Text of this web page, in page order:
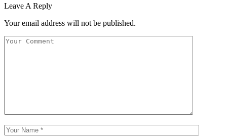
Leave A Reply
Your email address will not be published.